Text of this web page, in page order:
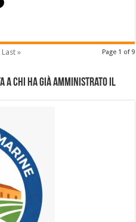
Page 1 of 9
Last »
a chi ha già amministrato il